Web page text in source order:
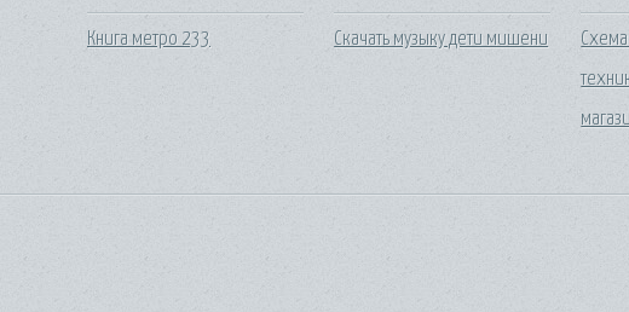
Книга метро 233 Скачать музыку дети мишени
Схема